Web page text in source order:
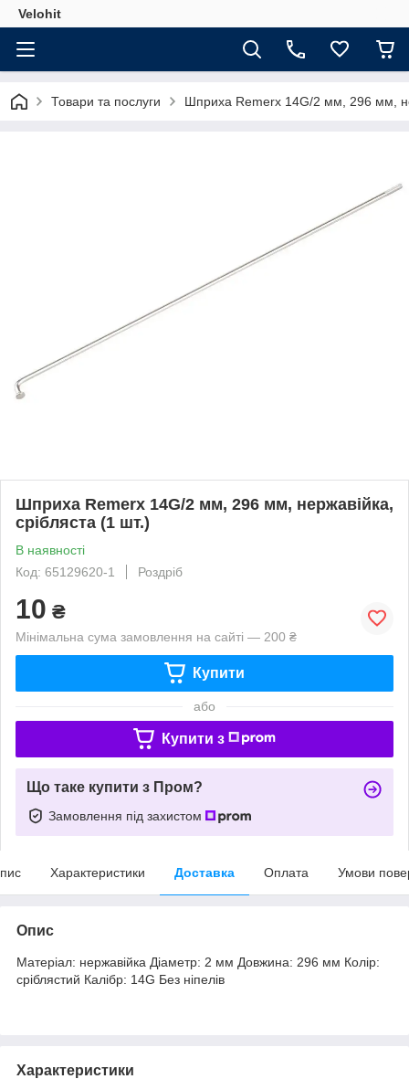
Velohit
Товари та послуги Шприха Remerx 14G/2 мм, 296 мм,
Шприха Remerx 14G/2 мм, 296 мм, нержавійка,
срібляста (1 шт.)
В наявності
Код: 65129620-1
Роздріб
10 ₴
Мінімальна сума замовлення на сайті — 200 ₴
Купити
або
Купити з
Що таке купити з Пром?
Замовлення під захистом
Характеристики Доставка Оплата Умови
Опис
Матеріал: нержавійка Діаметр: 2 мм Довжина: 296 мм Колір:
сріблястий Калібр: 14G Без ніпелів
Характеристики